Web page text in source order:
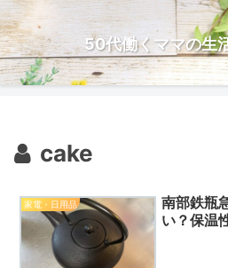
50代働くママの生
cake
家電・日用品
南部鉄瓶
い？保温